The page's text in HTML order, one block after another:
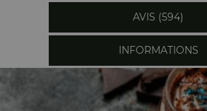
AVIS (594)
INFORMATIONS